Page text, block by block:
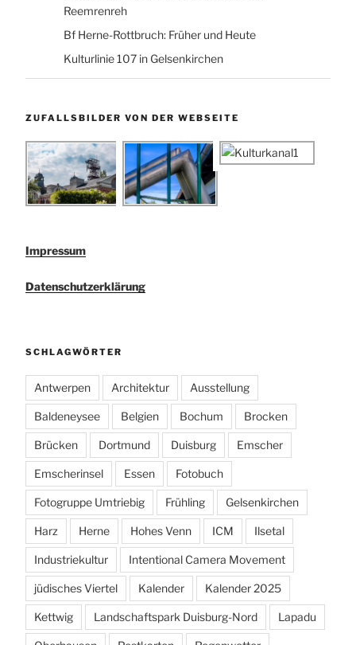
Reemrenreh
Bf Herne-Rottbruch: Früher und Heute
Kulturlinie 107 in Gelsenkirchen
ZUFALLSBILDER VON DER WEBSEITE
Impressum
Datenschutzerklärung
SCHLAGWÖRTER
Antwerpen Architektur Ausstellung
Baldeneysee Belgien Bochum Brocken
Brücken Dortmund Duisburg Emscher
Emscherinsel Essen Fotobuch
Fotogruppe Umtriebig Frühling Gelsenkirchen
Harz Herne Hohes Venn ICM Ilsetal
Industriekultur Intentional Camera Movement
jüdisches Viertel Kalender Kalender 2025
Kettwig Landschaftspark Duisburg-Nord Lapadu